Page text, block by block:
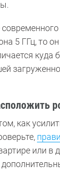
5 ГГц, то
куда
как
или в